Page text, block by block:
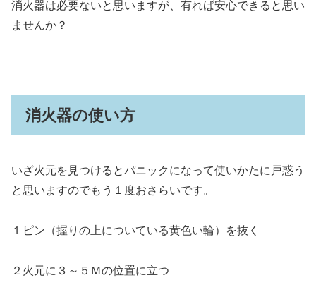
消火器は必要ないと思いますが、有れば安心できると思い
ませんか？
消火器の使い方
いざ火元を見つけるとパニックになって使いかたに戸惑う
と思いますのでもう１度おさらいです。
１ピン（握りの上についている黄色い輪）を抜く
２火元に３～５Ｍの位置に立つ